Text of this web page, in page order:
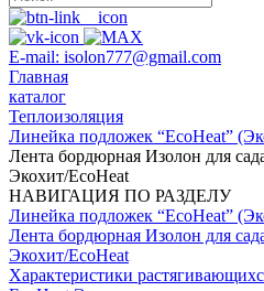
E-mail: isolon777@gmail.com
Главная
каталог
Теплоизоляция
Линейка подложек “EcoHeat”
Лента бордюрная Изолон для
Экохит/EcoHeat
НАВИГАЦИЯ ПО РАЗДЕЛУ
Линейка подложек “EcoHeat”
Лента бордюрная Изолон для
Экохит/EcoHeat
Характеристики